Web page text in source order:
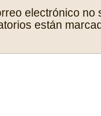
electrónico no
están